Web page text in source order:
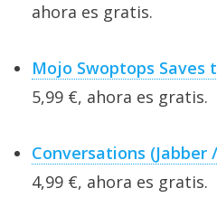
ahora es gratis.
Mojo Swoptops Saves
5,99 €, ahora es gratis.
Conversations (Jabber
4,99 €, ahora es gratis.